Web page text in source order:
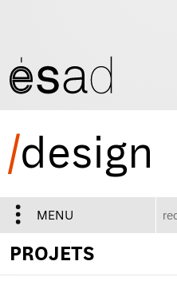
/design
MENU
PROJETS